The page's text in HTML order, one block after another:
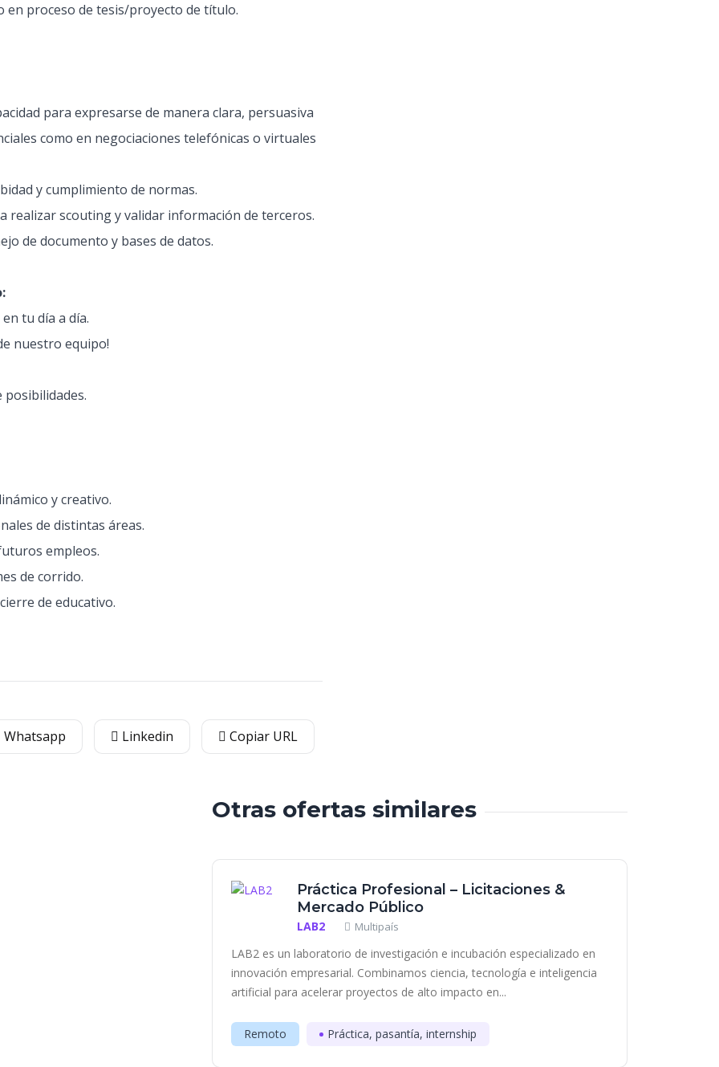
en proceso de tesis/proyecto de título.
para expresarse de manera clara, persuasiva
como en negociaciones telefónicas o virtuales
y cumplimiento de normas.
realizar scouting y validar información de terceros.
de documento y bases de datos.
tu día a día.
nuestro equipo!
y creativo.
de distintas áreas.
empleos.
de corrido.
de educativo.
Whatsapp Linkedin Copiar URL
Otras ofertas similares
Práctica Profesional – Licitaciones &
Mercado Público
LAB2 Multipaís
LAB2 es un laboratorio de investigación e incubación especializado en
innovación empresarial. Combinamos ciencia, tecnología e inteligencia
artificial para acelerar proyectos de alto impacto en...
Remoto Práctica, pasantía, internship